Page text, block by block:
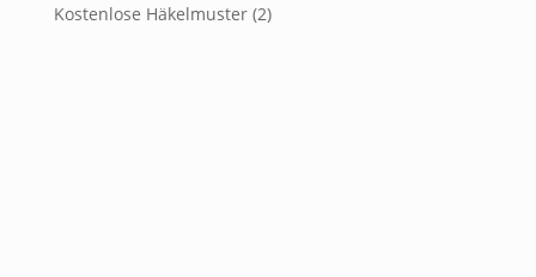
Kostenlose Häkelmuster(2)